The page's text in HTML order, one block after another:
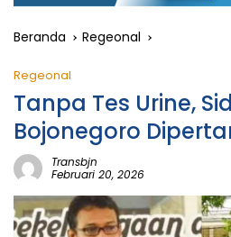
Beranda Regeonal
Regeonal
Tanpa Tes Urine,
Bojonegoro
Transbjn
Februari 20, 2026